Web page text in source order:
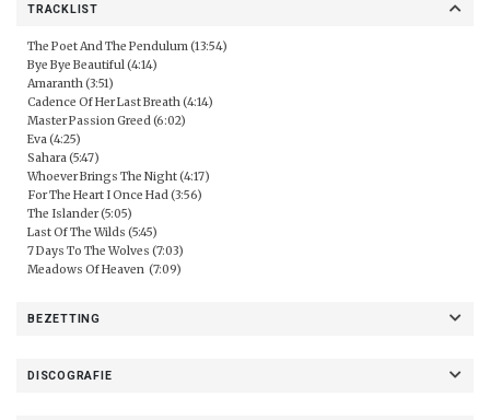
TRACKLIST
The Poet And The Pendulum (13:54)
Bye Bye Beautiful (4:14)
Amaranth (3:51)
Cadence Of Her Last Breath (4:14)
Master Passion Greed (6:02)
Eva (4:25)
Sahara (5:47)
Whoever Brings The Night (4:17)
For The Heart I Once Had (3:56)
The Islander (5:05)
Last Of The Wilds (5:45)
7 Days To The Wolves (7:03)
Meadows Of Heaven (7:09)
BEZETTING
DISCOGRAFIE